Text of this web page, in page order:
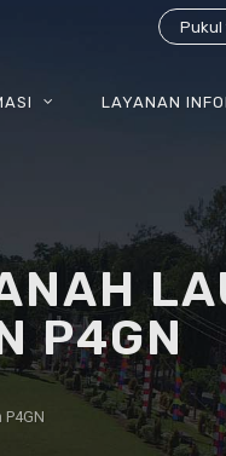
Pukul
LAYANAN
P4GN